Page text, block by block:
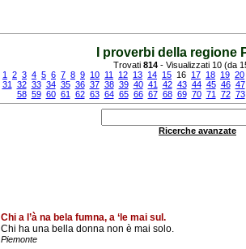
I proverbi della regione
Trovati 814 - Visualizzati 10 (da
1
2 3 4 5 6 7 8 9 10 11 12 13 14 15 16 17 18 19 20
31
32 33 34 35 36 37 38 39 40 41 42 43 44 45 46 47
58 59 60 61 62 63 64 65 66 67 68 69 70 71 72 73
Ricerche avanzate
Chi a l’à na bela fumna, a ‘le mai sul.
Chi ha una bella donna non è mai solo.
Piemonte